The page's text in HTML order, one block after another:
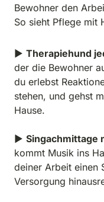
Bewohner den
So sieht Pflege mit
▶ Therapiehund
der die Bewohner
du erlebst
stehen, und gehst
Hause.
▶ Singachmittage
kommt Musik ins
deiner Arbeit einen
Versorgung